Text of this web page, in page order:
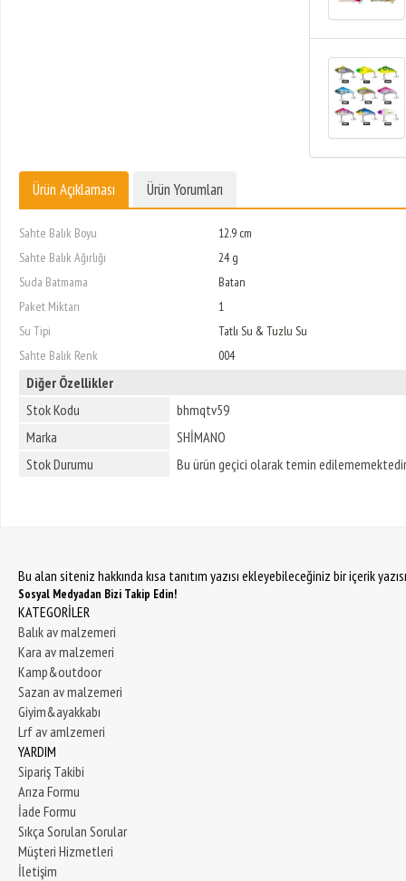
Ürün Açıklaması Ürün Yorumları
Sahte Balık Boyu
12.9 cm
Sahte Balık Ağırlığı
24 g
Suda Batmama
Batan
Paket Miktarı
1
Su Tipi
Tatlı Su & Tuzlu Su
Sahte Balık Renk
004
Diğer Özellikler
Stok Kodu
bhmqtv59
Marka
SHİMANO
Stok Durumu
Bu ürün geçici olarak temin
Bu alan siteniz hakkında kısa tanıtım yazısı ekleyebileceğiniz bir içerik
Sosyal Medyadan Bizi Takip Edin!
KATEGORİLER
Balık av malzemeri
Kara av malzemeri
Kamp&outdoor
Sazan av malzemeri
Giyim&ayakkabı
Lrf av amlzemeri
YARDIM
Sipariş Takibi
Arıza Formu
İade Formu
Sıkça Sorulan Sorular
Müşteri Hizmetleri
İletişim